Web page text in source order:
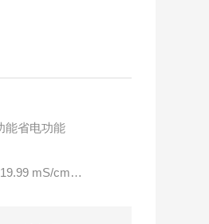
能省电功能
mS/cm